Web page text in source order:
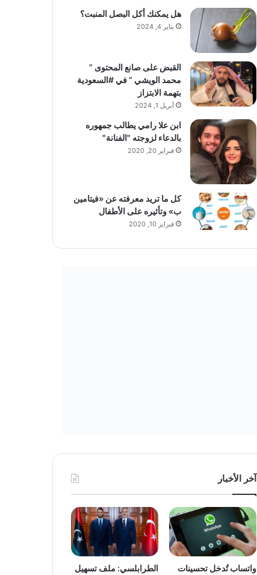
هل يمكنك أكل البصل المنبت؟
يناير 4, 2024
القبض على صانع المحتوى ”
محمد الويشي ” في #السعودية
بتهمة الابتزاز
أبريل 1, 2024
ابن علا رامي يطالب جمهوره
بالدعاء لزوجته "الفنانة"
فبراير 20, 2020
كل ما تريد معرفته عن «فيتامين
ب» وتأثيره على الأطفال
فبراير 10, 2020
آخر الأخبار
واتساب تُدخل تحسينات
الطرابلسي: ملف تسهيل